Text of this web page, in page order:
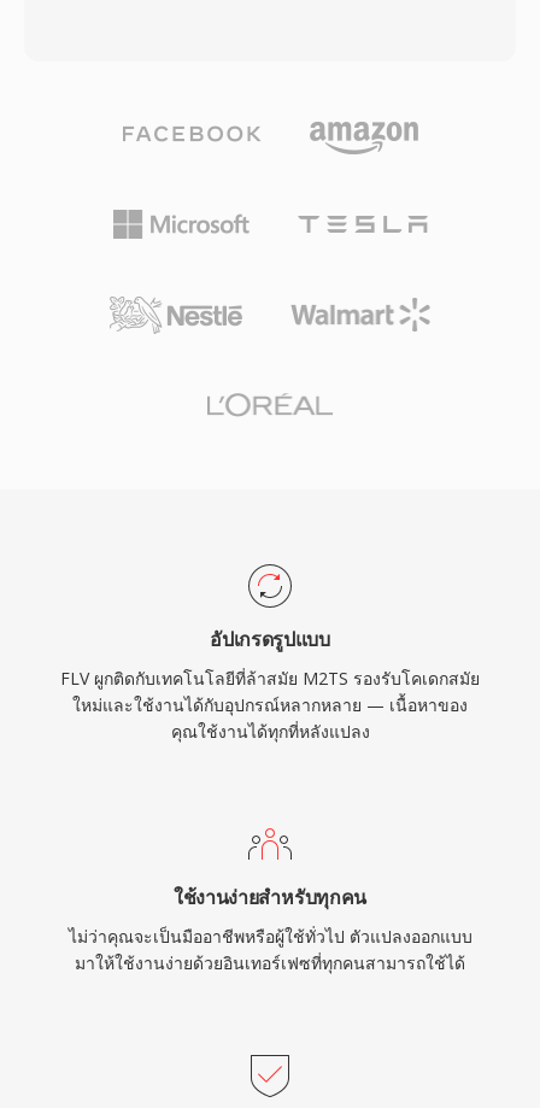
เหตุการณ์แบบกำหนดเวลาได้ FLV เปลี่ยนวิดีโอ
ออนไลน์จากประสบการณ์เฉพาะกลุ่มที่ไม่น่าเชื่อถือ
การศึกษา และการสื่อสารบนอินเทอร์เน็ตอย่างถอน
สัญญาณสมัยใหม่จะมาแทนที่การส่งผ่าน Flash แต่
ไฟล์ FLV ยังคงอยู่ในคลังเก็บถาวรและระบบเก่า
192 ไบต์ที่ช่วยให้กำหนดเวลาได้แม่นยำขึ้นและกู้
ออปติคัล โครงสร้างแพ็กเก็ตที่ขยายนี้ช่วยรักษาการ
ซิงโครไนซ์เมื่อต้องจัดการกับความเร็วในการอ่านที่
M2TS รองรับตัวแปลงสัญญาณวิดีโอหลักของ Blu-
Master Audio และ LPCM สำหรับเสียงเซอร์ราวด์
บท สตรีมคำบรรยาย และข้อมูลเมนูแบบโต้ตอบ
ภายใน transport stream กลไกการซิงโครไนซ์ที่
น่าเชื่อถือและการรองรับตัวแปลงสัญญาณคุณภาพ
สูงทำให้ M2TS เหมาะอย่างยิ่งสำหรับการเก็บถาวร
เนื้อหาความละเอียดสูงที่ต้องการรักษาคุณภาพ
ต้นฉบับอย่างครบถ้วน
อัปเกรดรูปแบบ
FLV ผูกติดกับเทคโนโลยีที่ล้าสมัย M2TS รองรับโคเดกสมัย
ใหม่และใช้งานได้กับอุปกรณ์หลากหลาย — เนื้อหาของ
คุณใช้งานได้ทุกที่หลังแปลง
ใช้งานง่ายสำหรับทุกคน
ไม่ว่าคุณจะเป็นมืออาชีพหรือผู้ใช้ทั่วไป ตัวแปลงออกแบบ
มาให้ใช้งานง่ายด้วยอินเทอร์เฟซที่ทุกคนสามารถใช้ได้